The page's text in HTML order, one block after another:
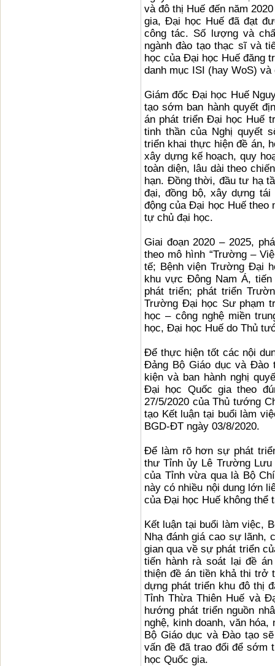
và đô thị Huế đến năm
gia, Đại học Huế đã đạt
công tác. Số lượng và
ngành đào tạo thạc sĩ và
học của Đại học Huế đăng
danh mục ISI (hay WoS) và
Giám đốc Đại học Huế
tạo sớm ban hành quyết
án phát triển Đại học Huế
tinh thần của Nghị quyết
triển khai thực hiện đề án,
xây dựng kế hoạch, quy
toàn diện, lâu dài theo
hạn. Đồng thời, đầu tư hạ
đại, đồng bộ, xây dựng
động của Đại học Huế
tự chủ đại học.
Giai đoạn 2020 – 2025,
theo mô hình “Trường –
tế; Bệnh viện Trường Đại
khu vực Đông Nam Á,
phát triển; phát triển
Trường Đại học Sư phạm
học – công nghệ miền
học, Đại học Huế do Thủ
Để thực hiện tốt các nội
Đảng Bộ Giáo dục và Đào
kiện và ban hành nghị
Đại học Quốc gia theo
27/5/2020 của Thủ tướng
tạo Kết luận tại buổi làm
BGD-ĐT ngày 03/8/2020.
Để làm rõ hơn sự phát
thư Tỉnh ủy Lê Trường Lưu
của Tỉnh vừa qua là Bộ
này có nhiều nội dung lớn
của Đại học Huế không thể
Kết luận tại buổi làm việc,
Nhạ đánh giá cao sự lãnh,
gian qua về sự phát triển
tiến hành rà soát lại đề
thiện đề án tiền khả thi trở
dựng phát triển khu đô thị
Tỉnh Thừa Thiên Huế và
hướng phát triển nguồn
nghệ, kinh doanh, văn
Bộ Giáo dục và Đào tạo
vấn đề đã trao đổi để sớm
học Quốc gia.